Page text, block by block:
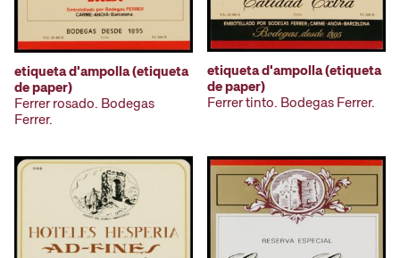
etiqueta d'ampolla (etiqueta
de paper)
Ferrer rosado. Bodegas
Ferrer.
etiqueta d'ampolla (etiqueta
de paper)
Ferrer tinto. Bodegas Ferrer.